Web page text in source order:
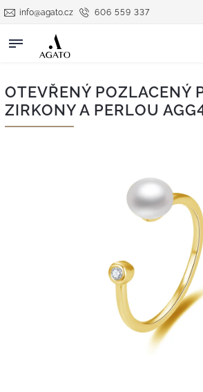
606 559 337
info@agato.cz
OTEVŘENÝ POZLACENÝ
ZIRKONY A PERLOU